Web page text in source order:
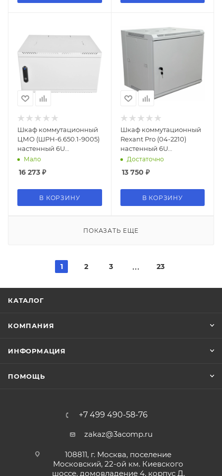
Шкаф коммутационный
ЦМО (ШРН-6.650.1-9005)
настенный 6U
600x650мм
черный 470мм 180град.
Мало
16 273 ₽
В КОРЗИНУ
Шкаф коммутационный
Rexant Pro (04-2210)
настенный 6U
600x450мм
задн.дв. 90кг серый
370мм IP20 сталь
Достаточно
13 750 ₽
В КОРЗИНУ
ПОКАЗАТЬ ЕЩЕ
1 2 3 23
КАТАЛОГ
КОМПАНИЯ
ИНФОРМАЦИЯ
ПОМОЩЬ
+7 499 490-58-76
zakaz@3acomp.ru
108811, г. Москва, поселение
Московский, 22-ой км. Киевского
шоссе, домовладение 4, корпус Д,